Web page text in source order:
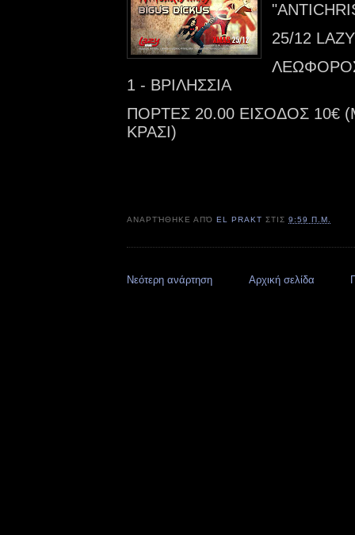
25/12
1 - ΒΡΙΛΗΣΣΙΑ
ΠΟΡΤΕΣ 20.00 ΕΙΣΟΔΟΣ 10€
ΚΡΑΣΙ)
ΑΝΑΡΤΉΘΗΚΕ ΑΠΌEL PRAKT ΣΤΙΣ9:59 Π.Μ.
Νεότερη ανάρτηση Αρχική σελίδα